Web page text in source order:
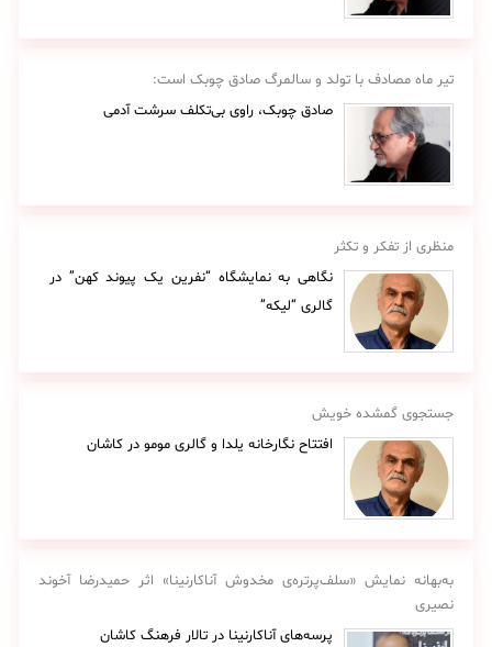
تیر ماه مصادف با تولد و سالمرگ صادق چوبک است:
صادق چوبک، راوی بی‌تکلف سرشت آدمی
منظری از تفکر و تکثر
نگاهی به نمایشگاه “نفرین یک پیوند کهن” در
گالری “لیکه”
جستجوی گمشده خویش
افتتاح نگارخانه یلدا و گالری مومو در کاشان
به‌بهانه نمایش «سلف‌پرتره‌ی مخدوش آناکارنینا» اثر حمیدرضا آخوند
نصیری
پرسه‌های آناکارنینا در تالار فرهنگ کاشان